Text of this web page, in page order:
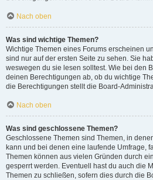
Nach oben
Was sind wichtige Themen?
Wichtige Themen eines Forums erscheinen
sind nur auf der ersten Seite zu sehen. Sie
weswegen du sie lesen solltest. Wie bei den
deinen Berechtigungen ab, ob du wichtige
die Berechtigungen stellt die Board-
Nach oben
Was sind geschlossene Themen?
Geschlossene Themen sind Themen, in
kann und bei denen eine laufende Umfrage,
Themen können aus vielen Gründen durch
gesperrt werden. Eventuell hast du auch die
Themen zu schließen, sofern dies durch die